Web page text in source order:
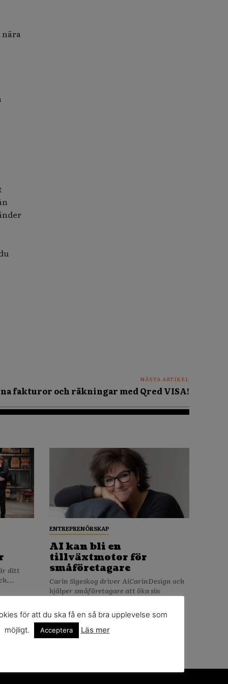
nära
NÄSTA ARTIKEL
fakturor och räkningar med Qred VISA!
ENTREPRENÖRSKAP
AI kan bli en
tillväxtmotor för
småföretagare
Carin Sigeskog driver AiCarinDesign och
hjälper småföretagare att öka sin
REDAKTIONEN
för att du ska få en så bra upplevelse som
möjligt.
Acceptera Läs mer